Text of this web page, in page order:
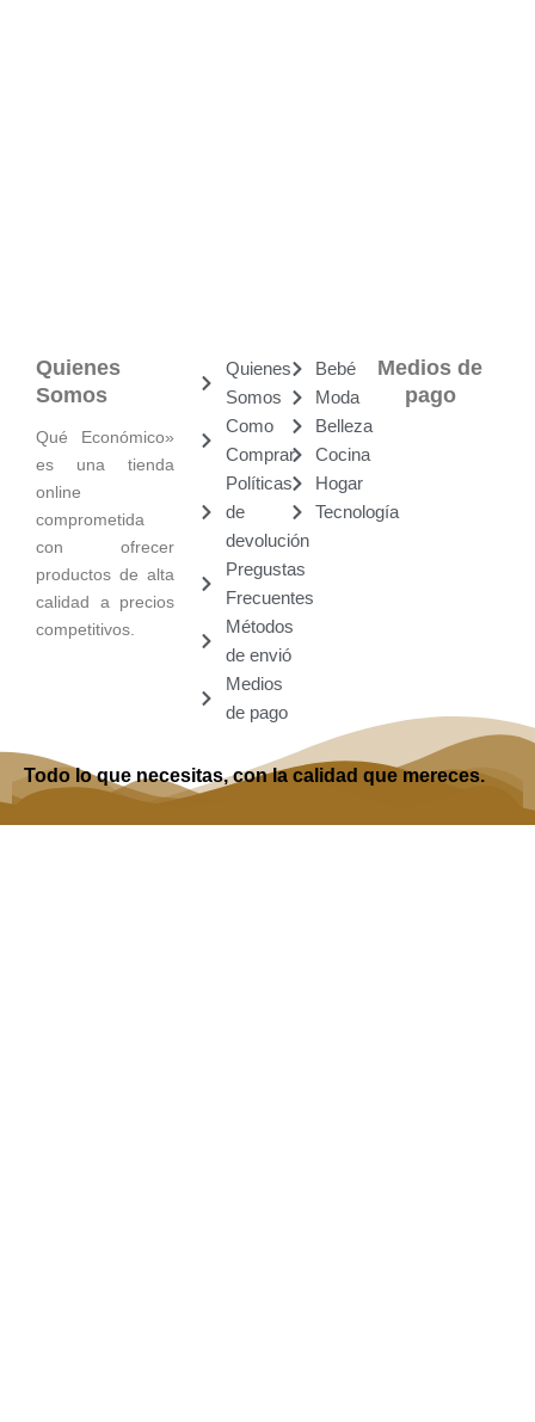
Quienes
Somos
Qué Económico»
es una tienda
online
comprometida
con ofrecer
productos de alta
calidad a precios
competitivos.
Quienes
Somos
Como
Comprar
Políticas
de
devolución
Pregustas
Frecuentes
Métodos
de envió
Medios
de pago
Bebé
Moda
Belleza
Cocina
Hogar
Tecnología
Medios de
pago
Todo lo que necesitas, con la calidad que mereces.